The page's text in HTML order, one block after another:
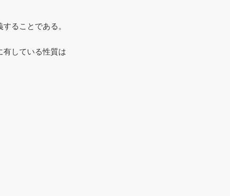
ることである。
有している性質は